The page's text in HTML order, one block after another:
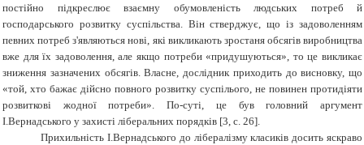
постійно підкреслює взаємну обумовленість людських потреб й
господарського розвитку суспільства. Він стверджує, що із задоволенням
певних потреб з'являються нові, які викликають зростаня обсягів виробництва
вже для їх задоволення, але якщо потреби «придушуються», то це викликає
зниження зазначених обсягів. Власне, дослідник приходить до висновку, що
«той, хто бажає дійсно повного розвитку суспілього, не повинен протидіяти
розвиткові жодної потреби». По-суті, це був головний аргумент
І.Вернадського у захисті ліберальних порядків [3, с. 26].
Прихильність І.Вернадського до лібералізму класиків досить яскраво